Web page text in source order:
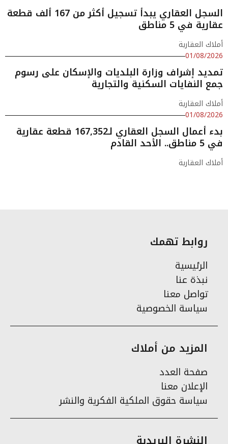
السجل العقاري يبدأ تسجيل أكثر من 167 ألف قطعة
عقارية في 5 مناطق
أملاك العقارية
01/08/2026
تمديد إشراف وزارة البلديات والإسكان على رسوم
جمع النفايات السكنية والتجارية
أملاك العقارية
01/08/2026
بدء أعمال السجل العقاري لـ167,352 قطعة عقارية
في 5 مناطق.. الأحد القادم
أملاك العقارية
روابط تهمك
الرئيسية
نبذة عنا
تواصل معنا
سياسة الخصوصية
المزيد من أملاك
صفحة العدد
الإعلان معنا
سياسة حقوق الملكية الفكرية والنشر